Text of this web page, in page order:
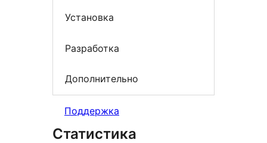
Установка
Разработка
Дополнительно
Поддержка
Статистика